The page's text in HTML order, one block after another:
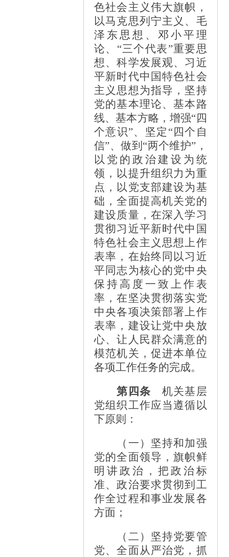
色社会主义伟大旗帜，
以马克思列宁主义、毛
泽东思想、邓小平理
论、 “三个代表”重要思
想、科学发展观、习近
平新时代中国特色社会
主义思想为指导，坚持
党的基本理论、基本路
线、基本方略，增强“四
个意识”、坚定“四个自
信”、做到“两个维护”，
以党的政治建设为统
领，以提升组织力为重
点，以党支部建设为基
础，全面提高机关党的
建设质量，在深入学习
贯彻习近平新时代中国
特色社会主义思想上作
表率，在始终同以习近
平同志为核心的党中央
保持高度一致上作表
率，在坚决贯彻落实党
中央各项决策部署上作
表率，建设让党中央放
心、让人民群众满意的
模范机关，促进本单位
各项工作任务的完成。
第四条 机关基层
党组织工作应当遵循以
下原则：
（一）坚持和加强
党的全面领导，旗帜鲜
明讲政治，把政治标
准、政治要求贯彻到工
作全过程和事业发展各
方面；
（二）坚持党要管
党、全面从严治党，抓